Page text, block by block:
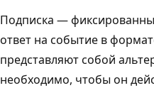
Подписка —
ответ на событие в
представляют собой
необходимо, чтобы он